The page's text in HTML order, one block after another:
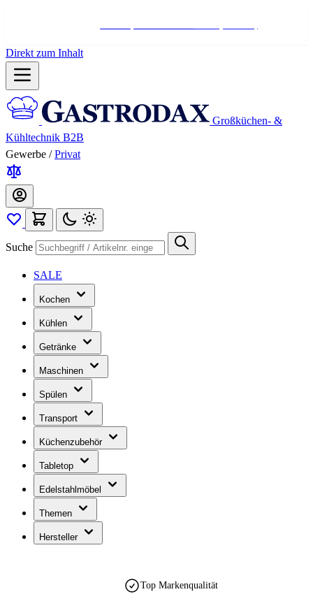
Direkt zum Inhalt
Großküchen- &
Kühltechnik B2B
Gewerbe / Privat
Suche
SALE
Kochen
Kühlen
Getränke
Maschinen
Spülen
Transport
Küchenzubehör
Tabletop
Edelstahlmöbel
Themen
Hersteller
Top Markenqualität